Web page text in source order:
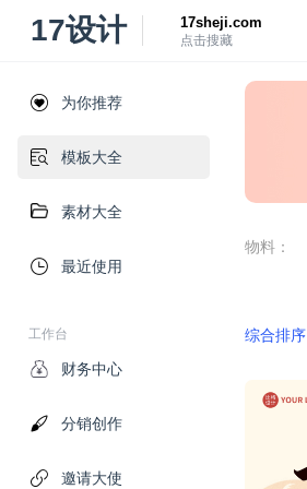
17设计 17sheji.com
点击搜藏
为你推荐
模板大全
素材大全
最近使用
工作台
财务中心
分销创作
邀请大使
物料：
综合排序